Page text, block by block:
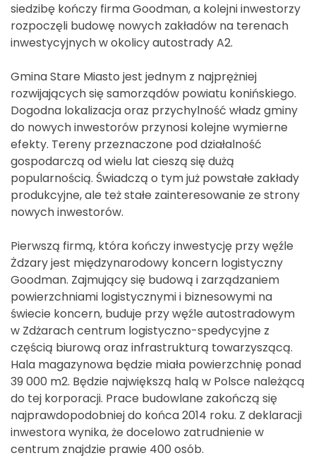
siedzibę kończy firma Goodman, a kolejni inwestorzy
rozpoczęli budowę nowych zakładów na terenach
inwestycyjnych w okolicy autostrady A2.
Gmina Stare Miasto jest jednym z najprężniej
rozwijających się samorządów powiatu konińskiego.
Dogodna lokalizacja oraz przychylność władz gminy
do nowych inwestorów przynosi kolejne wymierne
efekty. Tereny przeznaczone pod działalność
gospodarczą od wielu lat cieszą się dużą
popularnością. Świadczą o tym już powstałe zakłady
produkcyjne, ale też stałe zainteresowanie ze strony
nowych inwestorów.
Pierwszą firmą, która kończy inwestycję przy węźle
Żdzary jest międzynarodowy koncern logistyczny
Goodman. Zajmujący się budową i zarządzaniem
powierzchniami logistycznymi i biznesowymi na
świecie koncern, buduje przy węźle autostradowym
w Zdżarach centrum logistyczno-spedycyjne z
częścią biurową oraz infrastrukturą towarzyszącą.
Hala magazynowa będzie miała powierzchnię ponad
39 000 m2. Będzie największą halą w Polsce należącą
do tej korporacji. Prace budowlane zakończą się
najprawdopodobniej do końca 2014 roku. Z deklaracji
inwestora wynika, że docelowo zatrudnienie w
centrum znajdzie prawie 400 osób.